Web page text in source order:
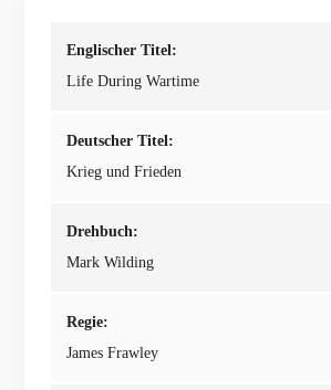
Englischer Titel:
Life During Wartime
Deutscher Titel:
Krieg und Frieden
Drehbuch:
Mark Wilding
Regie:
James Frawley